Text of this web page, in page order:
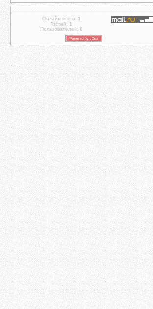
Онлайн всего: 1
Гостей: 1
Пользователей: 0